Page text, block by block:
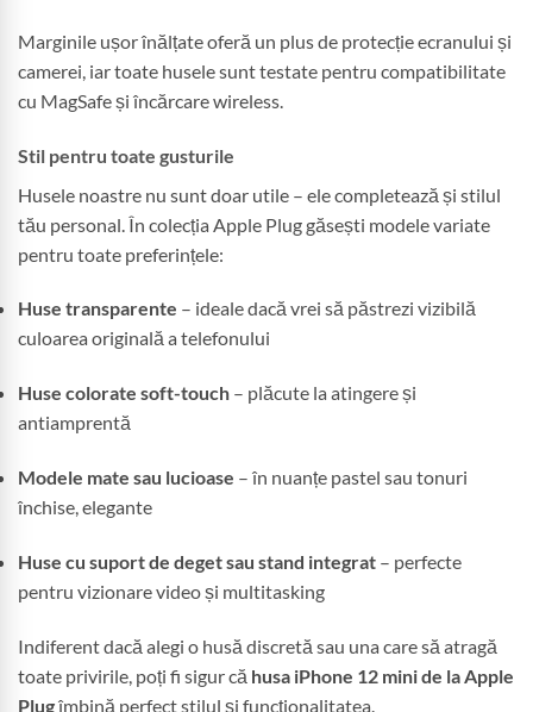
Marginile ușor înălțate oferă un plus de protecție ecranului și
camerei, iar toate husele sunt testate pentru compatibilitate
cu MagSafe și încărcare wireless.
Stil pentru toate gusturile
Husele noastre nu sunt doar utile – ele completează și stilul
tău personal. În colecția Apple Plug găsești modele variate
pentru toate preferințele:
Huse transparente – ideale dacă vrei să păstrezi vizibilă
culoarea originală a telefonului
Huse colorate soft-touch – plăcute la atingere și
antiamprentă
Modele mate sau lucioase – în nuanțe pastel sau tonuri
închise, elegante
Huse cu suport de deget sau stand integrat – perfecte
pentru vizionare video și multitasking
Indiferent dacă alegi o husă discretă sau una care să atragă
toate privirile, poți fi sigur că husa iPhone 12 mini de la Apple
Plugîmbină perfect stilul și funcționalitatea.